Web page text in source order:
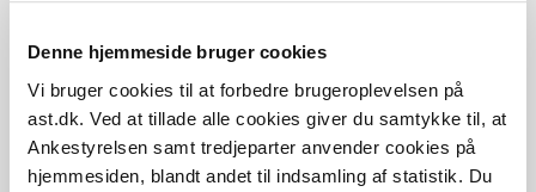
Denne hjemmeside bruger cookies
Vi bruger cookies til at forbedre brugeroplevelsen på
ast.dk. Ved at tillade alle cookies giver du samtykke til, at
Ankestyrelsen samt tredjeparter anvender cookies på
hjemmesiden, blandt andet til indsamling af statistik. Du
12.07.2013
Paragraf
§ 59 § 5 § 116 § 58